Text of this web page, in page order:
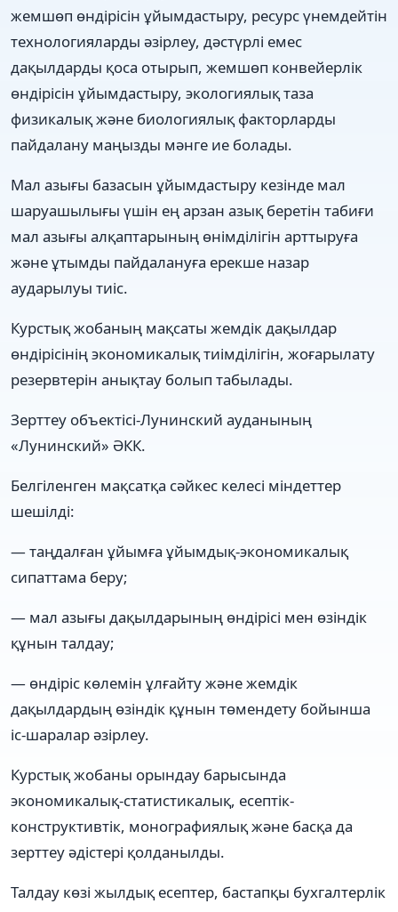
жемшөп өндірісін ұйымдастыру, ресурс үнемдейтін
технологияларды әзірлеу, дәстүрлі емес
дақылдарды қоса отырып, жемшөп конвейерлік
өндірісін ұйымдастыру, экологиялық таза
физикалық және биологиялық факторларды
пайдалану маңызды мәнге ие болады.
Мал азығы базасын ұйымдастыру кезінде мал
шаруашылығы үшін ең арзан азық беретін табиғи
мал азығы алқаптарының өнімділігін арттыруға
және ұтымды пайдалануға ерекше назар
аударылуы тиіс.
Курстық жобаның мақсаты жемдік дақылдар
өндірісінің экономикалық тиімділігін, жоғарылату
резервтерін анықтау болып табылады.
Зерттеу объектісі-Лунинский ауданының
«Лунинский» ӘКК.
Белгіленген мақсатқа сәйкес келесі міндеттер
шешілді:
— таңдалған ұйымға ұйымдық-экономикалық
сипаттама беру;
— мал азығы дақылдарының өндірісі мен өзіндік
құнын талдау;
— өндіріс көлемін ұлғайту және жемдік
дақылдардың өзіндік құнын төмендету бойынша
іс-шаралар әзірлеу.
Курстық жобаны орындау барысында
экономикалық-статистикалық, есептік-
конструктивтік, монографиялық және басқа да
зерттеу әдістері қолданылды.
Талдау көзі жылдық есептер, бастапқы бухгалтерлік